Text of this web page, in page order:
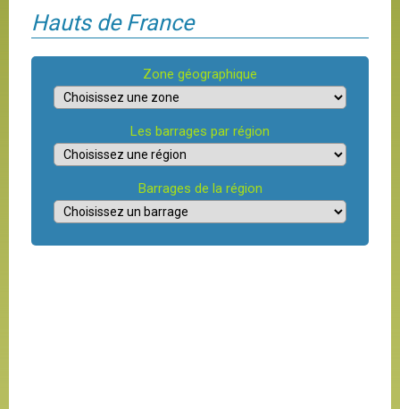
Hauts de France
Zone géographique
Les barrages par région
Barrages de la région